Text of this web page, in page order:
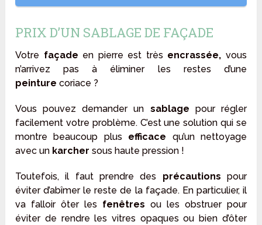
PRIX D’UN SABLAGE DE FAÇADE
Votre façade en pierre est très encrassée, vous
n’arrivez pas à éliminer les restes d’une
peinture coriace ?
Vous pouvez demander un sablage pour régler
facilement votre problème. C’est une solution qui se
montre beaucoup plus efficace qu’un nettoyage
avec un karcher sous haute pression !
Toutefois, il faut prendre des précautions pour
éviter d’abîmer le reste de la façade. En particulier, il
va falloir ôter les fenêtres ou les obstruer pour
éviter de rendre les vitres opaques ou bien d’ôter